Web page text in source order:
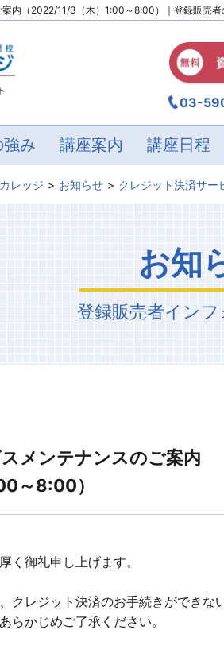
内 （2022/11/3（木）1:00～8:00）｜登録販売
03-
強み 講座案内 講座日程
レッジ お知らせ クレジット決済サー
お知
登録販売者インフ
メンテナンスのご案内
～8:00）
く御礼申し上げます。
クレジット決済のお手続きができな
らかじめご了承ください。